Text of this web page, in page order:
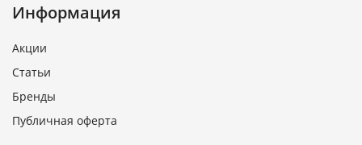
Информация
Акции
Статьи
Бренды
Публичная оферта